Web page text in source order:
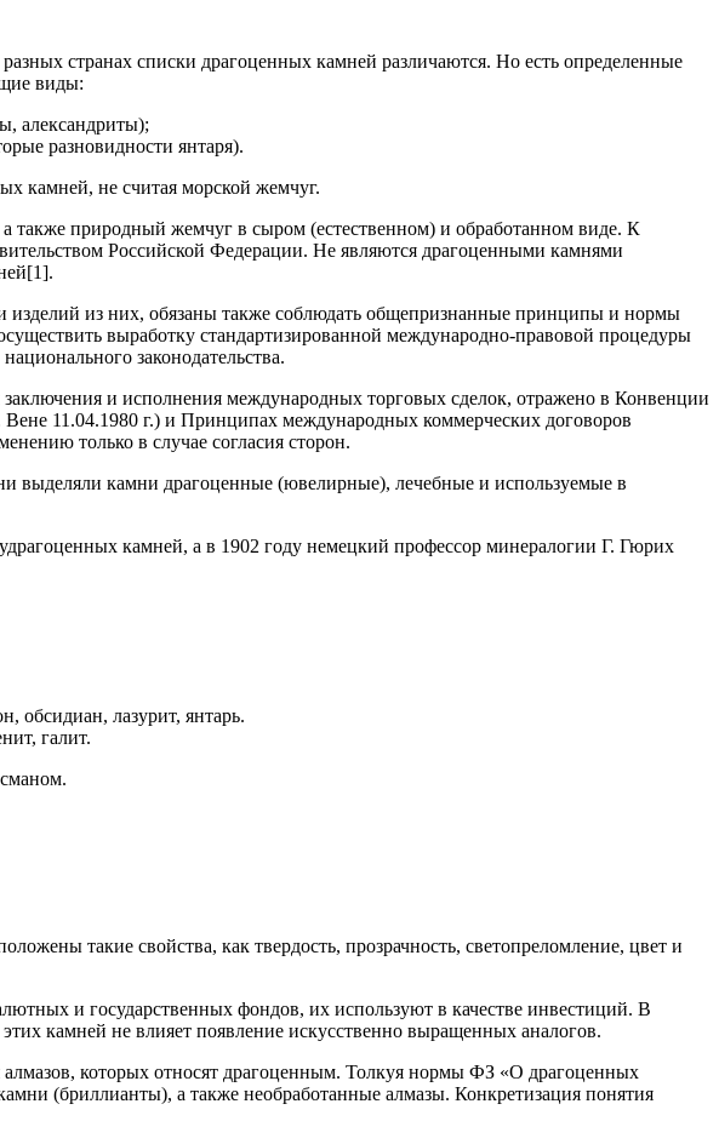
странах списки драгоценных камней различаются. Но есть определенные
виды:
александриты);
разновидности янтаря).
камней, не считая морской жемчуг.
природный жемчуг в сыром (естественном) и обработанном виде. К
Российской Федерации. Не являются драгоценными камнями
изделий из них, обязаны также соблюдать общепризнанные принципы и нормы
выработку стандартизированной международно-правовой процедуры
законодательства.
и исполнения международных торговых сделок, отражено в Конвенции
11.04.1980 г.) и Принципах международных коммерческих договоров
только в случае согласия сторон.
выделяли камни драгоценные (ювелирные), лечебные и используемые в
камней, а в 1902 году немецкий профессор минералогии Г. Гюрих
обсидиан, лазурит, янтарь.
галит.
такие свойства, как твердость, прозрачность, светопреломление, цвет и
и государственных фондов, их используют в качестве инвестиций. В
камней не влияет появление искусственно выращенных аналогов.
алмазов, которых относят драгоценным. Толкуя нормы ФЗ «О драгоценных
(бриллианты), а также необработанные алмазы. Конкретизация понятия